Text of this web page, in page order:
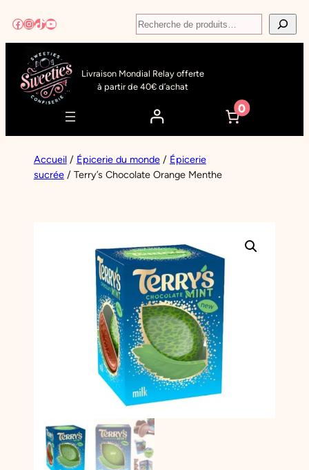
au
contenu
Facebook
Instagram
TikTok
YouTube Recherche
Livraison Mondial Relay offerte
à partir de 40€ d’achat
0
Accueil/ Épicerie du monde/ Épicerie
sucrée/ Terry’s Chocolate Orange Menthe